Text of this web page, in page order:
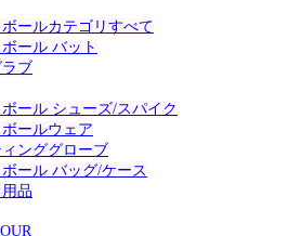
ールカテゴリすべて
ール バット
ブ
ール シューズ/スパイク
ールウェア
ンググローブ
ール バッグ/ケース
品